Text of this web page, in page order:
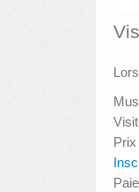
Prix